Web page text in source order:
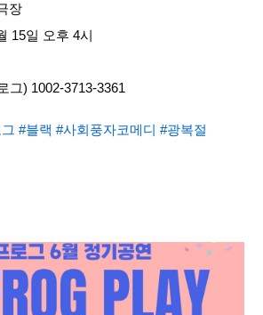
장
15일 오후 4시
) 1002-3713-3361
#블랙 #사회풍자코메디 #광복절